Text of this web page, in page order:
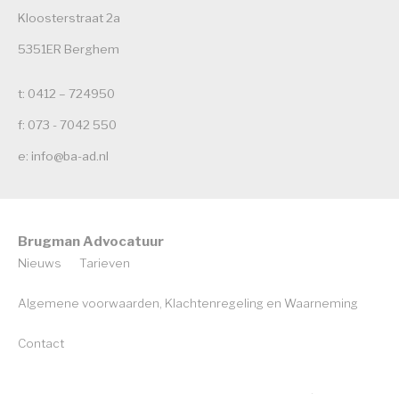
Kloosterstraat 2a
5351ER Berghem
t: 0412 – 724950
f: 073 - 7042 550
e: info@ba-ad.nl
Brugman Advocatuur
Nieuws Tarieven
Algemene voorwaarden, Klachtenregeling en Waarneming
Contact